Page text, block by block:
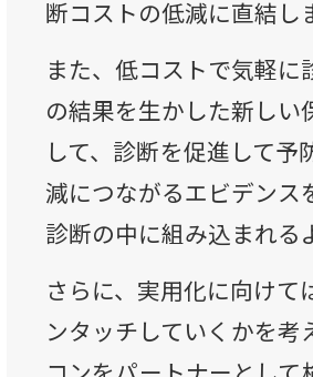
断コストの低減に直結し
また、低コストで気軽
の結果を生かした新しい
して、診断を促進して
減につながるエビデンス
診断の中に組み込まれる
さらに、実用化に向け
ンタッチしていくかを